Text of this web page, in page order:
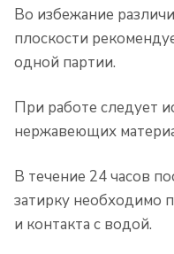
Во избежание
плоскости
одной партии.
При работе следует
нержавеющих
В течение 24 часов
затирку необходимо
и контакта с водой.